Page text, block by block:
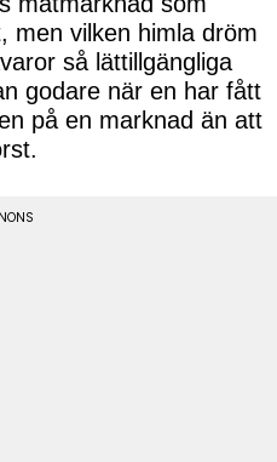
men vilken himla dröm
så lättillgängliga
godare när en har fått
på en marknad än att